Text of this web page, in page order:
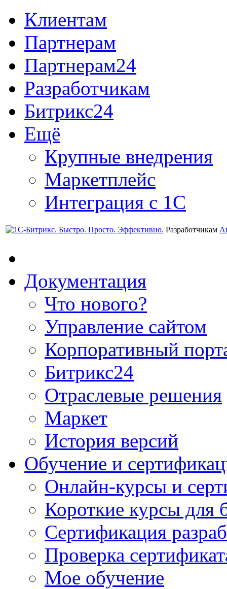
Клиентам
Партнерам
Партнерам24
Разработчикам
Битрикс24
Ещё
Крупные внедрения
Маркетплейс
Интеграция с 1С
Разработчикам
Документация
Что нового?
Управление сайтом
Корпоративный
Битрикс24
Отраслевые решения
Маркет
История версий
Обучение и
Онлайн-курсы и
Короткие курсы для
Сертификация
Проверка
Мое обучение